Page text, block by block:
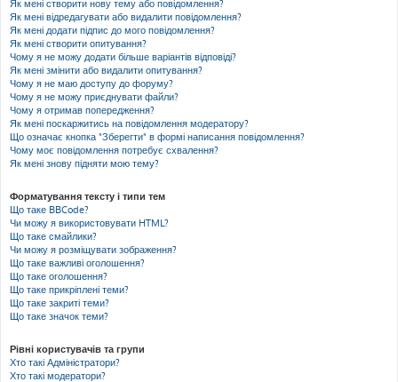
Як мені створити нову тему або повідомлення?
Як мені відредагувати або видалити повідомлення?
Як мені додати підпис до мого повідомлення?
Як мені створити опитування?
Чому я не можу додати більше варіантів відповіді?
Як мені змінити або видалити опитування?
Чому я не маю доступу до форуму?
Чому я не можу приєднувати файли?
Чому я отримав попередження?
Як мені поскаржитись на повідомлення модератору?
Що означає кнопка "Зберегти" в формі написання повідомлення?
Чому моє повідомлення потребує схвалення?
Як мені знову підняти мою тему?
Форматування тексту і типи тем
Що таке BBCode?
Чи можу я використовувати HTML?
Що таке смайлики?
Чи можу я розміщувати зображення?
Що таке важливі оголошення?
Що таке оголошення?
Що таке прикріплені теми?
Що таке закриті теми?
Що таке значок теми?
Рівні користувачів та групи
Хто такі Адміністратори?
Хто такі модератори?